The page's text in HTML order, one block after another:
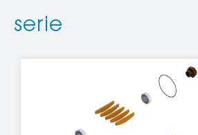
serie